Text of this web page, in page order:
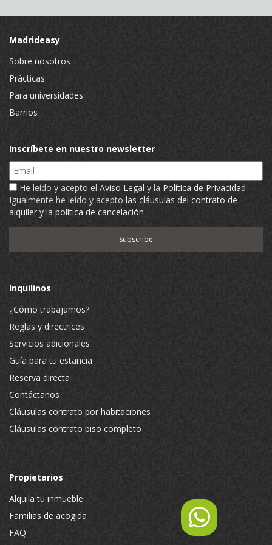
Madrideasy
Sobre nosotros
Prácticas
Para universidades
Barrios
Inscríbete en nuestro newsletter
Email
He leído y acepto el Aviso Legal y la Política de Privacidad.
Igualmente he leído y acepto las cláusulas del contrato de
alquiler y la política de cancelación
Inquilinos
¿Cómo trabajamos?
Reglas y directrices
Servicios adicionales
Guía para tu estancia
Reserva directa
Contáctanos
Cláusulas contrato por habitaciones
Cláusulas contrato piso completo
Propietarios
Alquila tu inmueble
Familias de acogida
FAQ